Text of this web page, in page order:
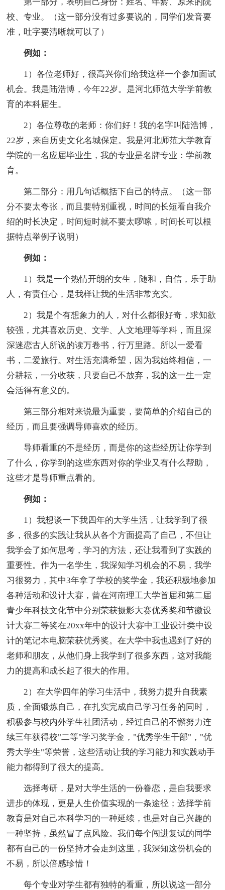
校、专业。（这一部分没有过多要说的，同学们发音要
准，吐字要清晰就可以了）
例如：
1）各位老师好，很高兴你们给我这样一个参加面试
机会。我是陆浩博，今年22岁。是河北师范大学学前教
育的本科届生。
2）各位尊敬的老师：你们好！我的名字叫陆浩博，
22岁，来自历史文化名城保定。我是河北师范大学教育
学院的一名应届毕业生，我的专业是名牌专业：学前教
育。
第二部分：用几句话概括下自己的特点。（这一部
分不要太夸张，而且要特别重视，时间的长短看自我介
绍的时长决定，时间短时就不要太啰嗦，时间长可以根
据特点举例子说明）
例如：
1）我是一个热情开朗的女生，随和，自信，乐于助
人，有责任心，是我样让我的生活非常充实。
2）我是个有想象力的人，对什么都很好奇，求知欲
较强，尤其喜欢历史、文学、人文地理等学科，而且深
深迷恋古人所说的读万卷书，行万里路。所以一爱看
书，二爱旅行。对生活充满希望，因为我始终相信，一
分耕耘，一分收获，只要自己不放弃，我的这一生一定
会活得有意义的。
第三部分相对来说最为重要，要简单的介绍自己的
经历，而且要强调导师喜欢的经历。
导师看重的不是经历，而是你的这些经历让你学到
了什么，你学到的这些东西对你的学业又有什么帮助，
这些才是导师重点看的。
例如：
1）我想谈一下我四年的大学生活，让我学到了很
多，很多的实践让我从从各个方面提高了自己，不但让
我学会了如何思考，学习的方法，还让我看到了实践的
重要性。作为一名学生，我深知学习机会的不易，我学
习很努力，其中3年拿了学校的奖学金，我还积极地参加
各种活动和设计大赛，曾在河南理工大学首届和第二届
青少年科技文化节中分别荣获摄影大赛优秀奖和节徽设
计大赛二等奖在20xx年中的设计大赛中工业设计类中设
计的笔记本电脑荣获优秀奖。在大学中我也遇到了好的
老师和朋友，从他们身上我学到了很多东西，这对我能
力的提高和成长起了很大的作用。
2）在大学四年的学习生活中，我努力提升自我素
质，全面锻炼自己，在扎实完成自己学习任务的同时，
积极参与校内外学生社团活动，经过自己的不懈努力连
续三年获得校"二等"学习奖学金，"优秀学生干部"，"优
秀大学生"等荣誉，这些活动让我的学习能力和实践动手
能力都得到了很大的提高。
选择考研，是对大学生活的一份眷恋，是自我要求
进步的体现，更是人生价值实现的一条途径；选择学前
教育是对自己本科学习的一种延续，也是对自己兴趣的
一种坚持，虽然冒了点风险。我们每个闯进复试的同学
都有自己的一份坚持才会走到这里，我深知这份机会的
不易，所以倍感珍惜！
每个专业对学生都有独特的看重，所以说这一部分